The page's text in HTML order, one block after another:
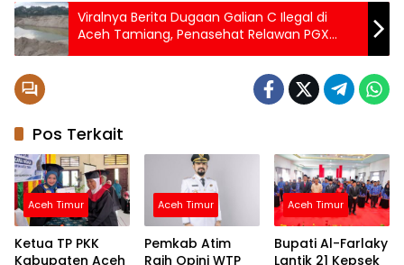
Viralnya Berita Dugaan Galian C Ilegal di
Aceh Tamiang, Penasehat Relawan PGX
Aceh: APH Diminta Segera Tertibkan
Pos Terkait
Aceh Timur
Ketua TP PKK
Kabupaten Aceh
Aceh Timur
Pemkab Atim
Raih Opini WTP
Aceh Timur
Bupati Al-Farlaky
Lantik 21 Kepsek